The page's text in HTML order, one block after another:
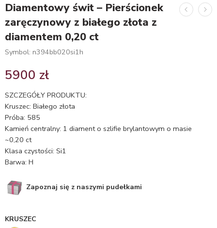
Diamentowy świt – Pierścionek
zaręczynowy z białego złota z
diamentem 0,20 ct
Symbol: n394bb020si1h
5900 zł
SZCZEGÓŁY PRODUKTU:
Kruszec: Białego złota
Próba: 585
Kamień centralny: 1 diament o szlifie brylantowym o masie
~0,20 ct
Klasa czystości: Si1
Barwa: H
Zapoznaj się z naszymi pudełkami
KRUSZEC